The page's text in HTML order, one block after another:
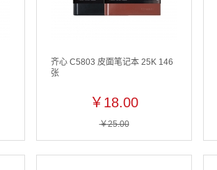
齐心 C5803 皮面笔记本 25K 146
张
￥18.00
￥25.00